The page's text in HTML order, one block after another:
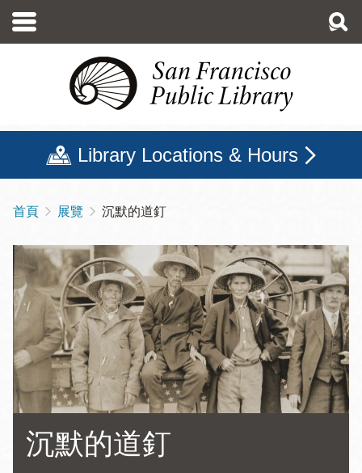
至
Library Locations & Hours
導
航
連
結
首頁 展覽 沉默的道釘
沉默的道釘